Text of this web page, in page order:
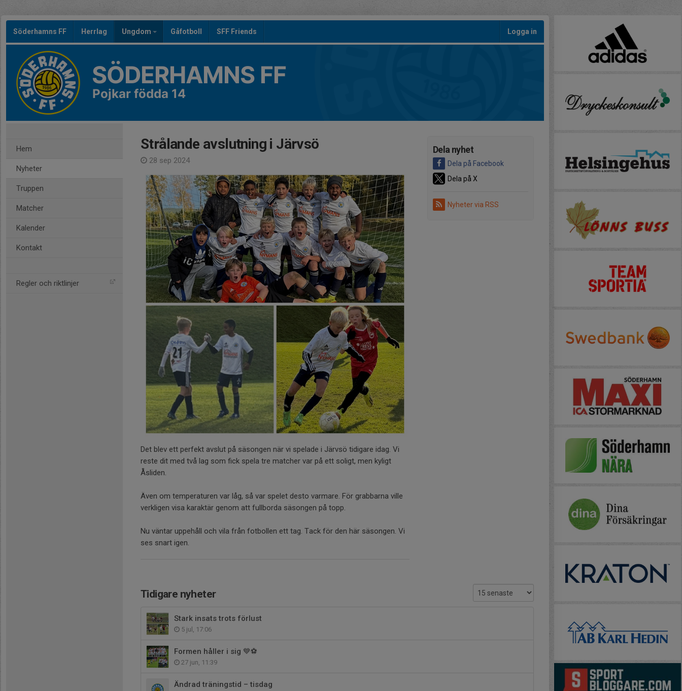
Söderhamns FF Herrlag Ungdom Gåfotboll SFF Friends Logga in
SÖDERHAMNS FF
Pojkar födda 14
Hem
Nyheter
Truppen
Matcher
Kalender
Kontakt
Regler och riktlinjer
Dela nyhet
Dela på Facebook
Dela på X
Nyheter via RSS
Strålande avslutning i Järvsö
28 sep 2024
Det blev ett perfekt avslut på säsongen när vi spelade i Järvsö tidigare idag. Vi
reste dit med två lag som fick spela tre matcher var på ett soligt, men kyligt
Åsliden.
Även om temperaturen var låg, så var spelet desto varmare. För grabbarna ville
verkligen visa karaktär genom att fullborda säsongen på topp.
Nu väntar uppehåll och vila från fotbollen ett tag. Tack för den här säsongen. Vi
ses snart igen.
Tidigare nyheter
Stark insats trots förlust
5 jul, 17:06
Formen håller i sig 💙⚽
27 jun, 11:39
Ändrad träningstid – tisdag